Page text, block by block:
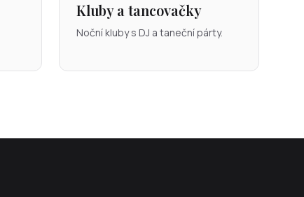
Kluby a tancovačky
Noční kluby s DJ a taneční párty.